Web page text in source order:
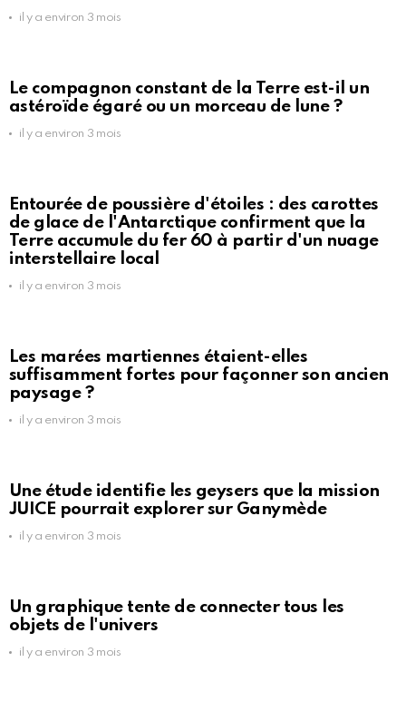
il y a environ 3 mois
Le compagnon constant de la Terre est-il un
astéroïde égaré ou un morceau de lune ?
il y a environ 3 mois
Entourée de poussière d'étoiles : des carottes
de glace de l'Antarctique confirment que la
Terre accumule du fer 60 à partir d'un nuage
interstellaire local
il y a environ 3 mois
Les marées martiennes étaient-elles
suffisamment fortes pour façonner son ancien
paysage ?
il y a environ 3 mois
Une étude identifie les geysers que la mission
JUICE pourrait explorer sur Ganymède
il y a environ 3 mois
Un graphique tente de connecter tous les
objets de l'univers
il y a environ 3 mois